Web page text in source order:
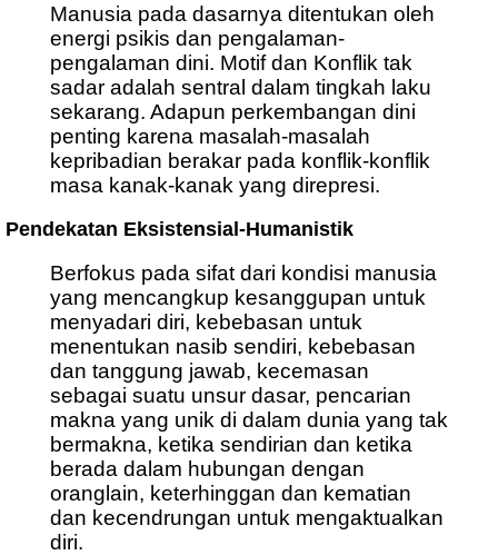
Manusia pada dasarnya ditentukan oleh
energi psikis dan pengalaman-
pengalaman dini. Motif dan Konflik tak
sadar adalah sentral dalam tingkah laku
sekarang. Adapun perkembangan dini
penting karena masalah-masalah
kepribadian berakar pada konflik-konflik
masa kanak-kanak yang direpresi.
Pendekatan Eksistensial-Humanistik
Berfokus pada sifat dari kondisi manusia
yang mencangkup kesanggupan untuk
menyadari diri, kebebasan untuk
menentukan nasib sendiri, kebebasan
dan tanggung jawab, kecemasan
sebagai suatu unsur dasar, pencarian
makna yang unik di dalam dunia yang tak
bermakna, ketika sendirian dan ketika
berada dalam hubungan dengan
oranglain, keterhinggan dan kematian
dan kecendrungan untuk mengaktualkan
diri.